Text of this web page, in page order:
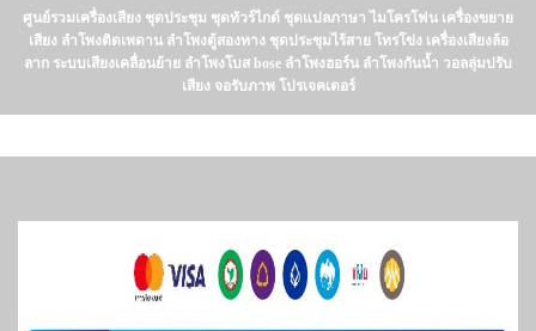
ศูนย์รวมเครื่องเสียง ชุดประชุม ชุดทัวร์ไกด์ ชุดแปลภาษา ไมโครโฟน เครื่องขยาย
เสียง ลำโพงติดเพดาน ลำโพงตู้สองทาง ชุดประชุมไร้สาย โทรโข่ง เครื่องเสียงล้อ
ลาก ระบบเสียงเคลื่อนย้าย ลำโพงโบส bose ลำโพงฮอร์น ลำโพงกันน้ำ วอลลุ่มปรับ
เสียง จอรับภาพ โปรเจคเตอร์